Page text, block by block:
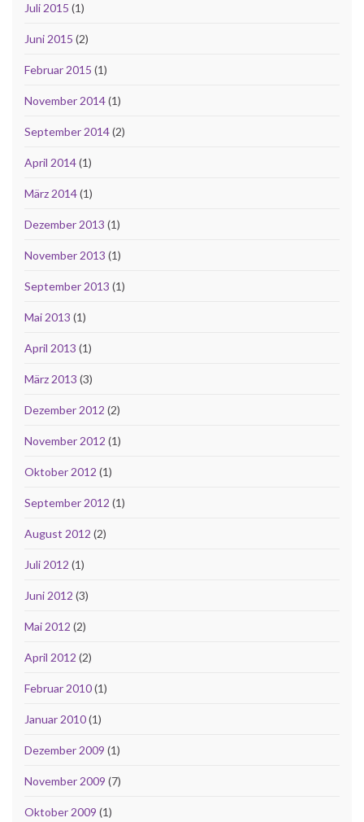
Juli 2015 (1)
Juni 2015 (2)
Februar 2015 (1)
November 2014(1)
September 2014(2)
April 2014(1)
März 2014(1)
Dezember 2013 (1)
November 2013 (1)
September 2013 (1)
Mai 2013 (1)
April 2013 (1)
März 2013 (3)
Dezember 2012 (2)
November 2012 (1)
Oktober 2012 (1)
September 2012 (1)
August 2012 (2)
Juli 2012 (1)
Juni 2012 (3)
Mai 2012 (2)
April 2012 (2)
Februar 2010(1)
Januar 2010(1)
Dezember 2009 (1)
November 2009 (7)
Oktober 2009 (1)